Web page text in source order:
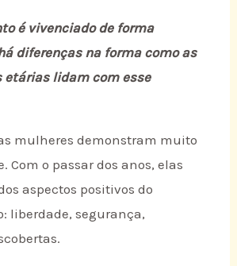
é vivenciado de forma
diferenças na forma como as
lidam com esse
mulheres demonstram muito
Com o passar dos anos, elas
aspectos positivos do
liberdade, segurança,